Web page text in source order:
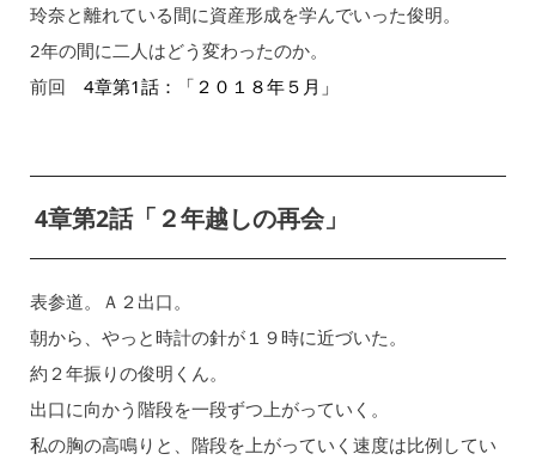
玲奈と離れている間に資産形成を学んでいった俊明。
2年の間に二人はどう変わったのか。
前回 4章第1話：「２０１８年５月」
4章第2話「２年越しの再会」
表参道。Ａ２出口。
朝から、やっと時計の針が１９時に近づいた。
約２年振りの俊明くん。
出口に向かう階段を一段ずつ上がっていく。
私の胸の高鳴りと、階段を上がっていく速度は比例してい